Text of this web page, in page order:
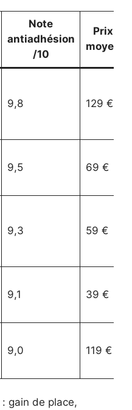
Note
antiadhésion
/10
Prix
moyen
9,8 129 €
9,5 69 €
9,3 59 €
9,1 39 €
9,0 119 €
: gain de place,